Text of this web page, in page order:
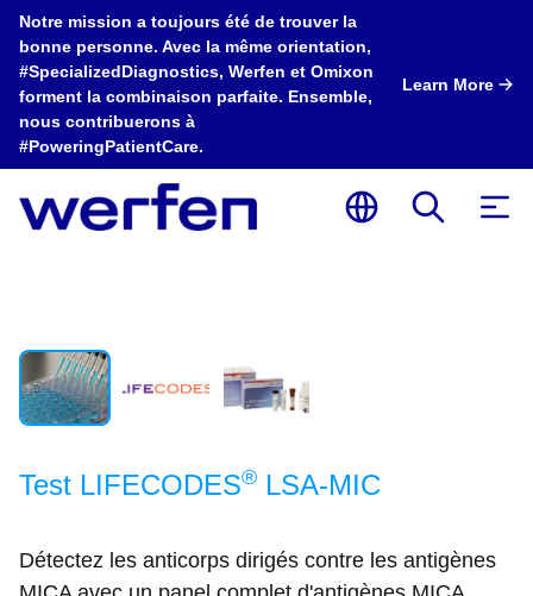
Notre mission a toujours été de trouver la
bonne personne. Avec la même orientation,
#SpecializedDiagnostics, Werfen et Omixon
forment la combinaison parfaite. Ensemble,
nous contribuerons à
#PoweringPatientCare.
Learn More
Test LIFECODES® LSA-MIC
Détectez les anticorps dirigés contre les antigènes